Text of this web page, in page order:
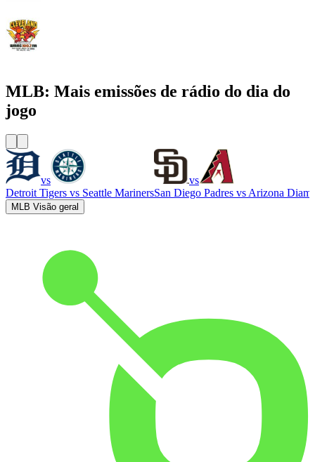
MLB: Mais emissões de rádio do dia do
jogo
vs
Detroit Tigers vs Seattle Mariners
vs
San Diego Padres vs Arizona
MLB Visão geral